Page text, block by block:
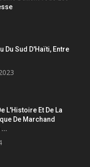
Du Sud D'Haïti, Entre
L'Histoire Et De La
De Marchand